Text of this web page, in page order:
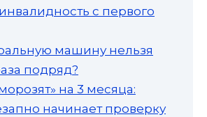
с первого
машину нельзя
подряд?
на 3 месяца:
начинает проверку